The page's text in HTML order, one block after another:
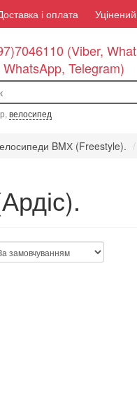
і оплата
(Viber,
WhatsApp, Telegram)
велосипед
BMХ (Freestyle).